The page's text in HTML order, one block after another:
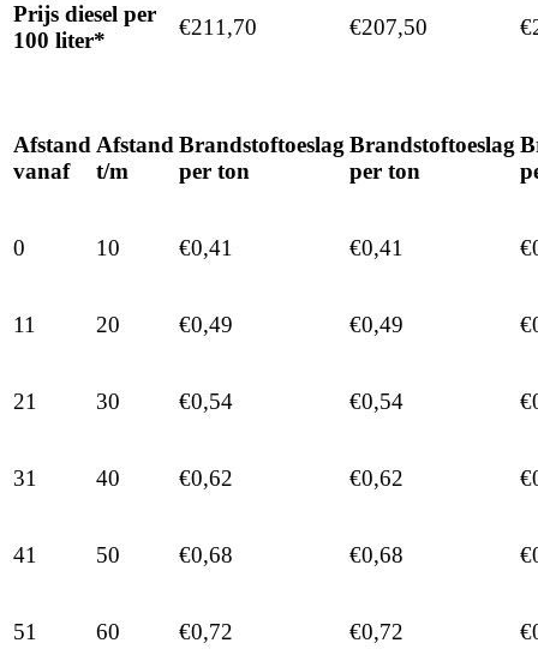
Prijs diesel per
100 liter*
€211,70 €207,50
Afstand
vanaf
Afstand
t/m
Brandstoftoeslag
per ton
Brandstoftoeslag
per ton
0 10 €0,41 €0,41
11 20 €0,49 €0,49
21 30 €0,54 €0,54
31 40 €0,62 €0,62
41 50 €0,68 €0,68
51 60 €0,72 €0,72